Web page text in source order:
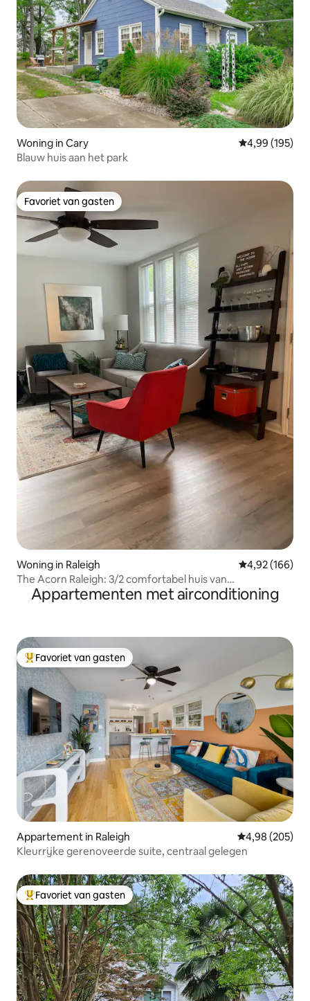
Woning in Cary Gemiddelde
4,99 (195)
Blauw huis aan het park
Favoriet van gasten
Favoriet van gasten
Woning in Raleigh Gemiddelde
4,92 (166)
The Acorn Raleigh: 3/2 comfortabel huis van
NCSU/Lenovo
Appartementen met airconditioning
Topfavoriet van gasten
Favoriet van gasten
Appartement in Raleigh Gemiddelde
4,98 (205)
Kleurrijke gerenoveerde suite, centraal gelegen
Topfavoriet van gasten
Favoriet van gasten